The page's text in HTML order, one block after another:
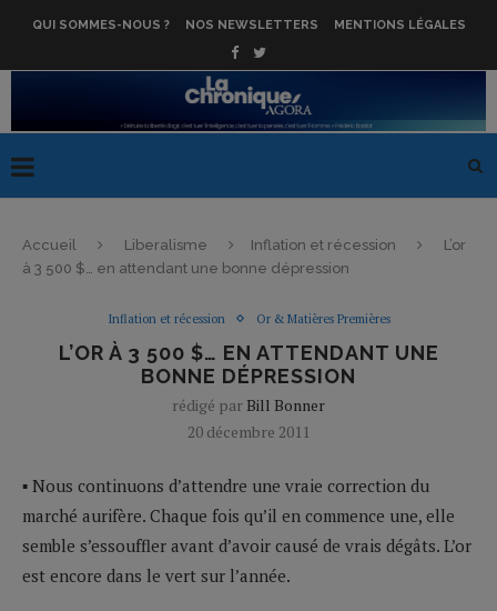
QUI SOMMES-NOUS ? NOS NEWSLETTERS MENTIONS LÉGALES
Accueil Liberalisme Inflation et récession
L’or
à 3 500 $… en attendant une bonne dépression
Inflation et récession Or & Matières Premières
L’OR À 3 500 $… EN ATTENDANT UNE
BONNE DÉPRESSION
rédigé par Bill Bonner
20 décembre 2011
▪ Nous continuons d’attendre une vraie correction du
marché aurifère. Chaque fois qu’il en commence une, elle
semble s’essouffler avant d’avoir causé de vrais dégâts. L’or
est encore dans le vert sur l’année.